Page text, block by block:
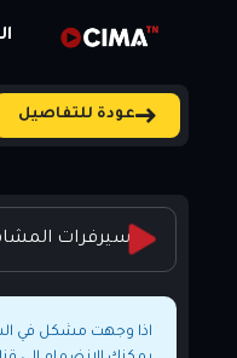
عودة للتفاصيل
سيرفرات
اذا وجهت مشكل في